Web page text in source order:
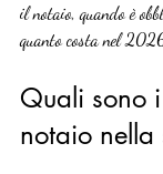
il notaio, quando è
quanto costa nel
Quali sono
notaio nella